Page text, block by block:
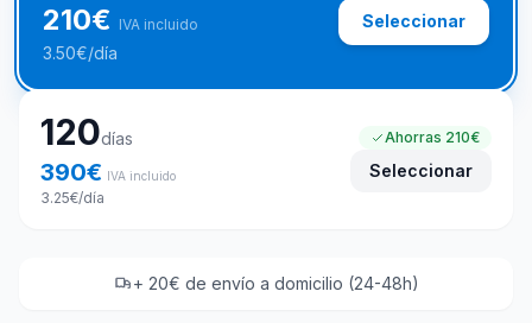
210€ IVA incluido
3.50€/día
Seleccionar
120días
390€ IVA incluido
3.25€/día
Ahorras 210€
Seleccionar
+ 20€ de envío a domicilio (24-48h)